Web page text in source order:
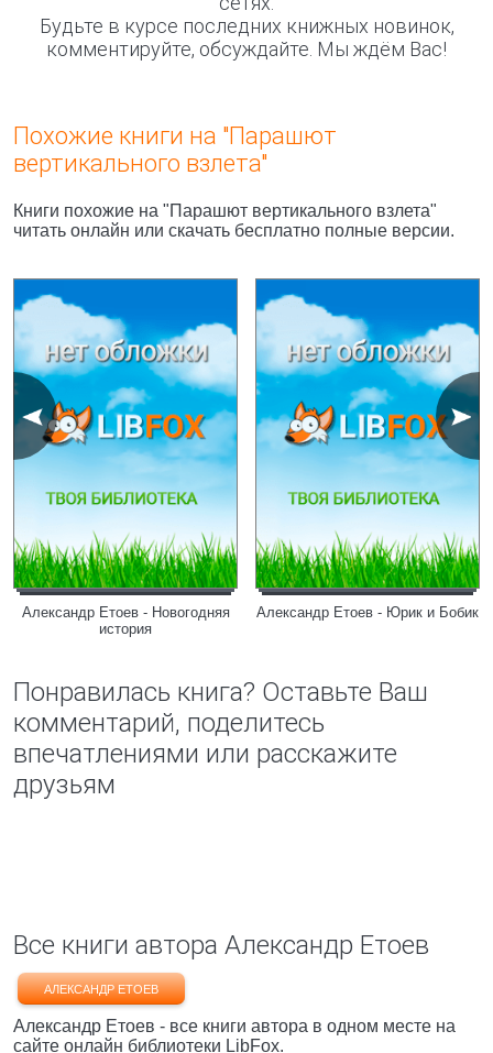
Будьте в курсе последних книжных новинок,
комментируйте, обсуждайте. Мы ждём Вас!
Похожие книги на "Парашют
вертикального взлета"
Книги похожие на "Парашют вертикального взлета"
читать онлайн или скачать бесплатно полные версии.
Александр Етоев - Новогодняя
история
Александр Етоев - Юрик и Бобик
Понравилась книга? Оставьте Ваш
комментарий, поделитесь
впечатлениями или расскажите
друзьям
Все книги автора Александр Етоев
АЛЕКСАНДР ЕТОЕВ
Александр Етоев - все книги автора в одном месте на
сайте онлайн библиотеки LibFox.